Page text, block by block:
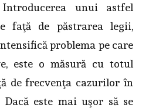
unui astfel
faţă de păstrarea legii,
problema pe care
este o măsură cu totul
de frecvenţa cazurilor în
Dacă este mai uşor să se